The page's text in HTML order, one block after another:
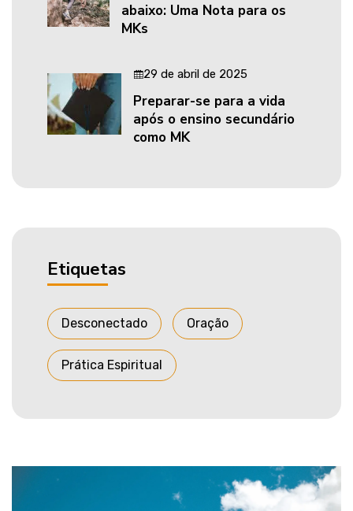
abaixo: Uma Nota para os
MKs
29 de abril de 2025
Preparar-se para a vida
após o ensino secundário
como MK
Etiquetas
Desconectado Oração
Prática Espiritual